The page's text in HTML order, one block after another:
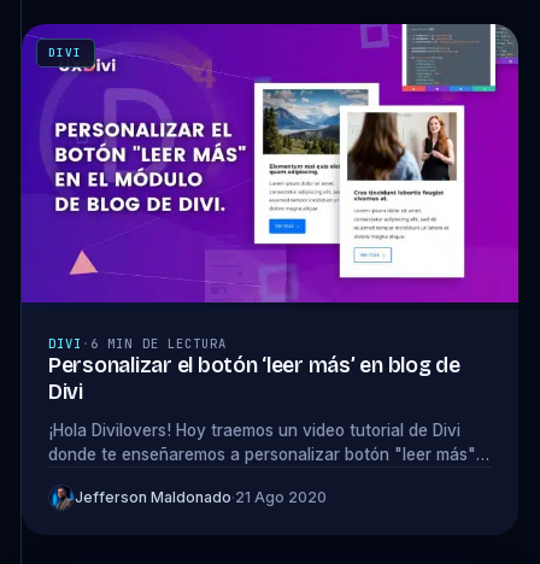
DIVI
DIVI · 6 MIN DE LECTURA
Personalizar el botón ‘leer más’ en blog de
Divi
¡Hola Divilovers! Hoy traemos un video tutorial de Divi
donde te enseñaremos a personalizar botón "leer más"
Jefferson Maldonado·21 Ago 2020